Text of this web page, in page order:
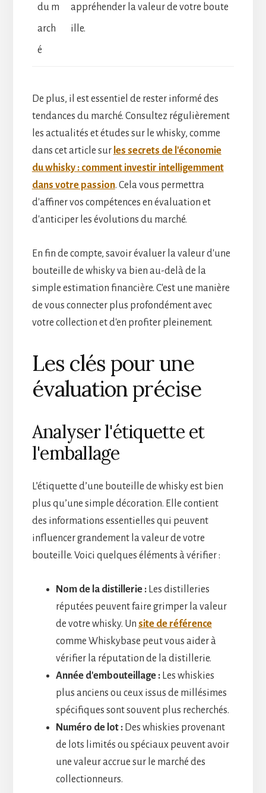
du m
arch
é
appréhender la valeur de votre boute
ille.
De plus, il est essentiel de rester informé des
tendances du marché. Consultez régulièrement
les actualités et études sur le whisky, comme
dans cet article sur les secrets de l'économie
du whisky : comment investir intelligemment
dans votre passion. Cela vous permettra
d'affiner vos compétences en évaluation et
d'anticiper les évolutions du marché.
En fin de compte, savoir évaluer la valeur d'une
bouteille de whisky va bien au-delà de la
simple estimation financière. C'est une manière
de vous connecter plus profondément avec
votre collection et d'en profiter pleinement.
Les clés pour une
évaluation précise
Analyser l'étiquette et
l'emballage
L’étiquette d’une bouteille de whisky est bien
plus qu’une simple décoration. Elle contient
des informations essentielles qui peuvent
influencer grandement la valeur de votre
bouteille. Voici quelques éléments à vérifier :
Nom de la distillerie :Les distilleries
réputées peuvent faire grimper la valeur
de votre whisky. Un site de référence
comme Whiskybase peut vous aider à
vérifier la réputation de la distillerie.
Année d'embouteillage :Les whiskies
plus anciens ou ceux issus de millésimes
spécifiques sont souvent plus recherchés.
Numéro de lot :Des whiskies provenant
de lots limités ou spéciaux peuvent avoir
une valeur accrue sur le marché des
collectionneurs.